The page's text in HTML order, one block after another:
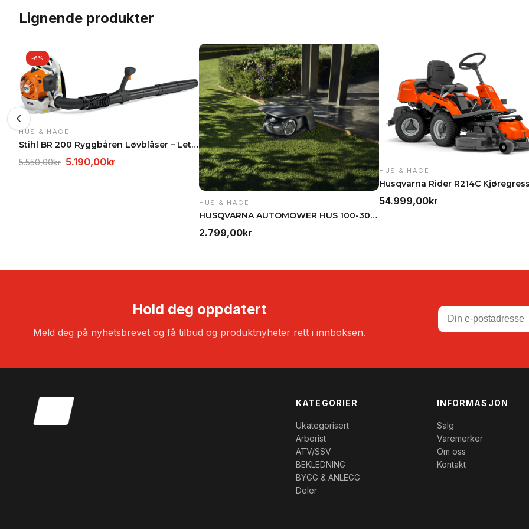
Lignende produkter
-6%
HUS & HAGE
Stihl BR 200 Ryggbåren Løvblåser – Lett og kompakt
5.550,00kr Opprinnelig
5.190,00kr
HUS & HAGE
HUSQVARNA AUTOMOWER HUS 100-300 + 405/415X
2.799,00kr
HUS & HAGE
54.999,00kr
Hold deg oppdatert
Meld deg på nyhetsbrevet og få tilbud og produktnyheter rett i innboksen.
KATEGORIER
Ukategorisert
Arborist
ATV/SSV
BEKLEDNING
BYGG & ANLEGG
Deler
INFORMASJON
Salg
Varemerker
Om oss
Kontakt